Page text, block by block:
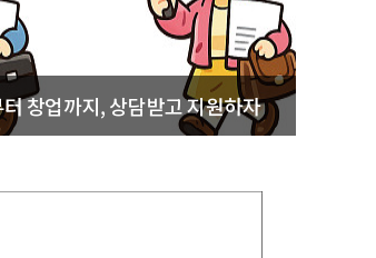
창업까지, 상담받고 지원하자